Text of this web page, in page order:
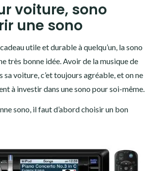
voiture, sono
une sono
utile et durable à quelqu’un, la sono
très bonne idée. Avoir de la musique de
sa voiture, c’et toujours agréable, et on ne
à investir dans une sono pour soi-même.
sono, il faut d’abord choisir un bon